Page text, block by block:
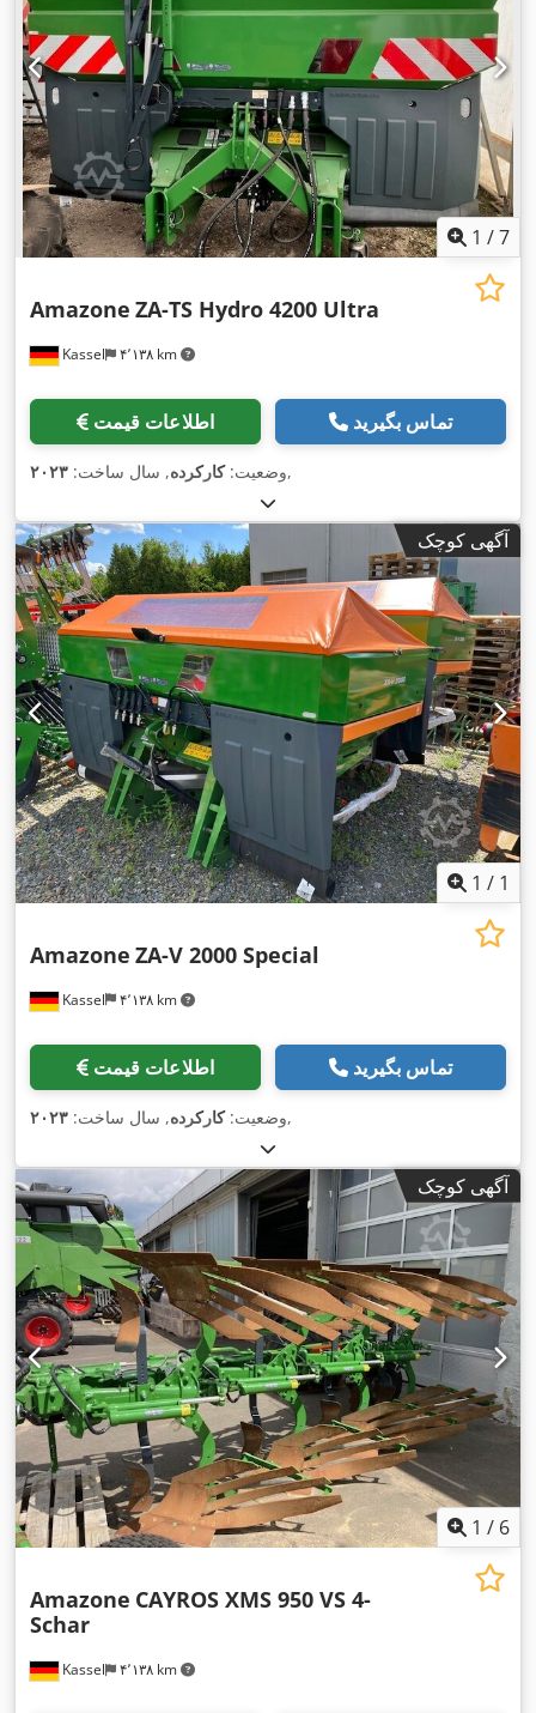
1 /7
Kassel ۴٬۱۳۸ km
Amazone ZA-TS Hydro 4200 Ultra
اطلاعات قیمت تماس بگیرید
وضعیت:کارکرده, سال ساخت: ۲۰۲۳ ,
آگهی کوچک
1 / 1
Kassel ۴٬۱۳۸ km
Amazone ZA-V 2000 Special
اطلاعات قیمت تماس بگیرید
وضعیت:کارکرده, سال ساخت: ۲۰۲۳ ,
آگهی کوچک
1 / 6
Kassel ۴٬۱۳۸ km
Amazone CAYROS XMS 950 VS 4-
Schar